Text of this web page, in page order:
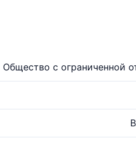
Общество с ограниченной